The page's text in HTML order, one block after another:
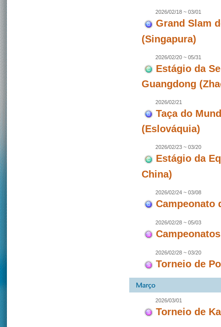
2026/02/18 ~ 03/01
Grand Slam
(Singapura)
2026/02/20 ~ 05/31
Estágio da
Guangdong
2026/02/21
Taça do
(Eslováquia)
2026/02/23 ~ 03/20
Estágio da
China)
2026/02/24 ~ 03/08
Campeonato
2026/02/28 ~ 05/03
2026/02/28 ~ 03/20
Torneio de
2026/03/01
Torneio de